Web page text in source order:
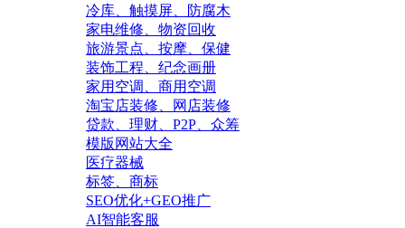
冷库、触摸屏、防腐木
家电维修、物资回收
旅游景点、按摩、保健
装饰工程、纪念画册
家用空调、商用空调
淘宝店装修、网店装修
贷款、理财、P2P、众筹
模版网站大全
医疗器械
标签、商标
SEO优化+GEO推广
AI智能客服